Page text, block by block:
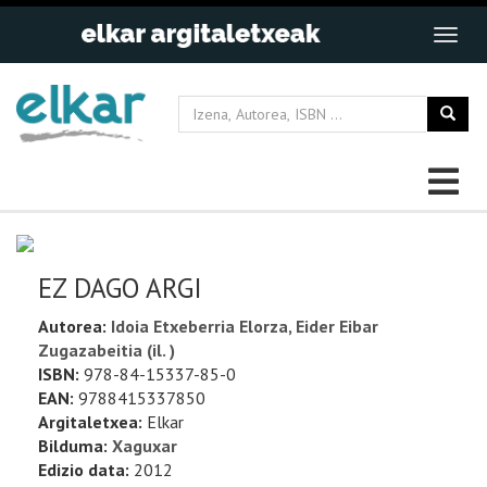
EZ DAGO ARGI
Autorea: Idoia Etxeberria Elorza, Eider Eibar
Zugazabeitia (il. )
ISBN: 978-84-15337-85-0
EAN: 9788415337850
Argitaletxea: Elkar
Bilduma: Xaguxar
Edizio data: 2012